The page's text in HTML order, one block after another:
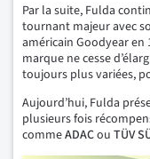
Par la suite, Fulda
tournant majeur avec
américain Goodyear en
marque ne cesse
toujours plus variées,
Aujourd’hui, Fulda
plusieurs fois
commeADACou TÜV